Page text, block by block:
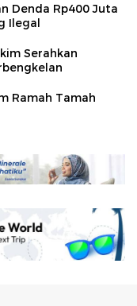
Denda Rp400 Juta
Ilegal
Serahkan
Ramah Tamah